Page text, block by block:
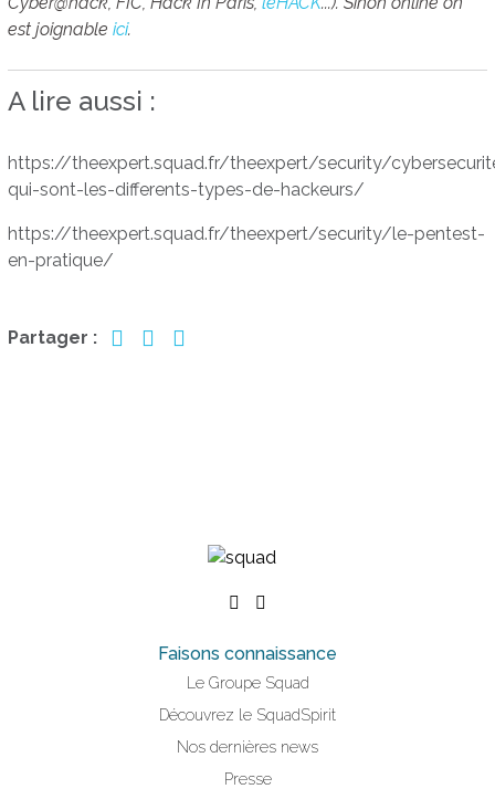
est joignable ici.
A lire aussi :
https://theexpert.squad.fr/theexpert/security/
qui-sont-les-differents-types-de-hackeurs/
https://theexpert.squad.fr/theexpert/security/le-pentest-
en-pratique/
Partager :
Faisons connaissance
Le Groupe Squad
Découvrez le SquadSpirit
Nos dernières news
Presse